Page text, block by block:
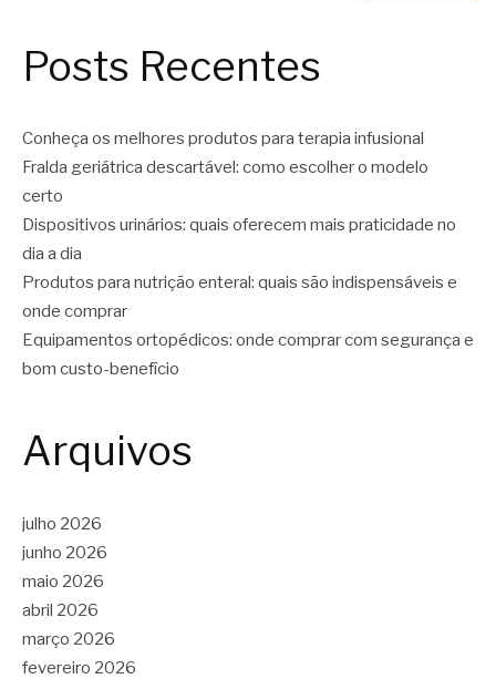
Posts Recentes
Conheça os melhores produtos para terapia infusional
Fralda geriátrica descartável: como escolher o modelo
certo
Dispositivos urinários: quais oferecem mais praticidade no
dia a dia
Produtos para nutrição enteral: quais são indispensáveis e
onde comprar
Equipamentos ortopédicos: onde comprar com segurança e
bom custo-benefício
Arquivos
julho 2026
junho 2026
maio 2026
abril 2026
março 2026
fevereiro 2026